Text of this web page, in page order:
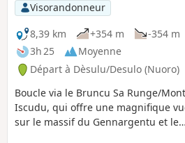
Visorandonneur
8,39 km
+354 m
-354 m
3h 25
Moyenne
Départ à Dèsulu/Desulo (Nuoro)
Boucle via le Bruncu Sa Runge/
Iscudu, qui offre une magnifique
sur le massif du Gennargentu et le